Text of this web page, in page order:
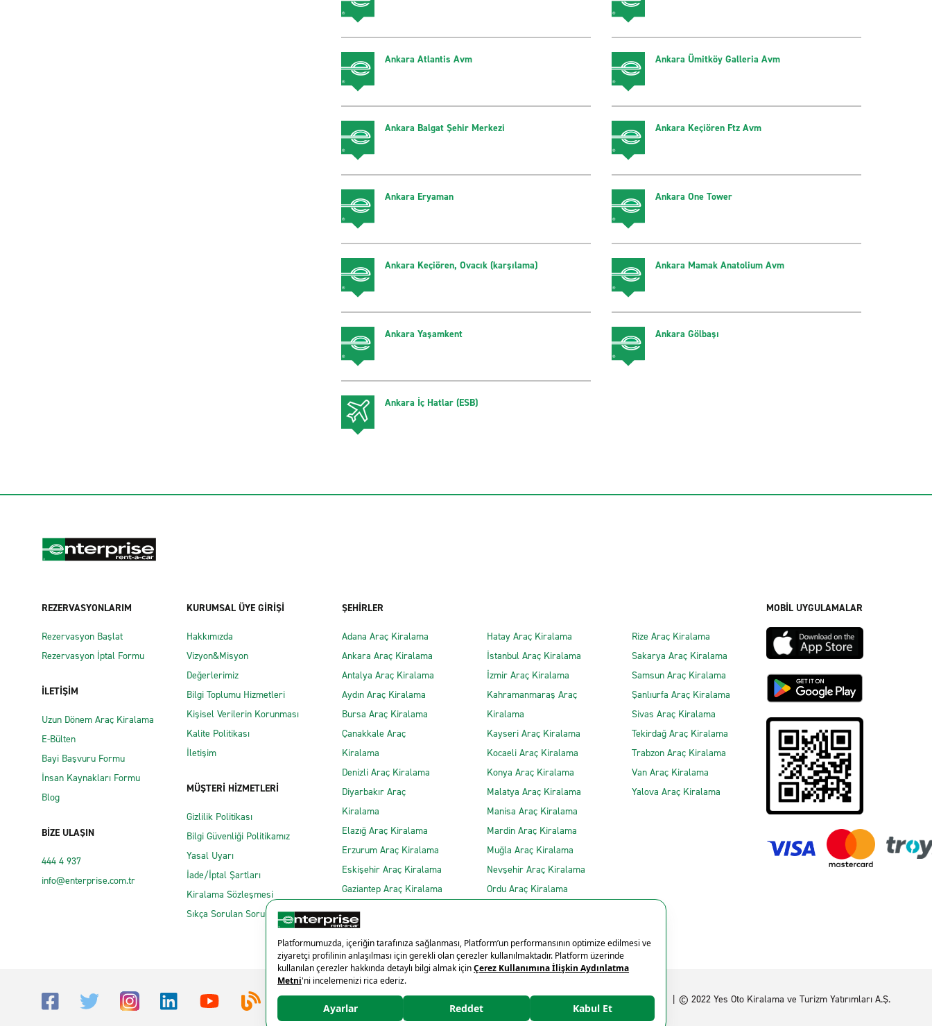
Ankara Atlantis Avm Ankara Ümitköy Galleria Avm
Ankara Balgat Şehir Merkezi Ankara Keçiören Ftz Avm
Ankara Eryaman Ankara One Tower
Ankara Keçiören, Ovacık (karşılama) Ankara Mamak Anatolium Avm
Ankara Yaşamkent Ankara Gölbaşı
Ankara İç Hatlar (ESB)
REZERVASYONLARIM
Rezervasyon Başlat
Rezervasyon İptal Formu
İLETİŞİM
Uzun Dönem Araç Kiralama
E-Bülten
Bayi Başvuru Formu
İnsan Kaynakları Formu
Blog
BİZE ULAŞIN
444 4 937
info@enterprise.com.tr
KURUMSAL ÜYE GİRİŞİ
Hakkımızda
Vizyon&Misyon
Değerlerimiz
Bilgi Toplumu Hizmetleri
Kişisel Verilerin Korunması
Kalite Politikası
İletişim
MÜŞTERİ HİZMETLERİ
Gizlilik Politikası
Bilgi Güvenliği Politikamız
Yasal Uyarı
İade/İptal Şartları
Kiralama Sözleşmesi
Sıkça Sorulan Sorular
ŞEHİRLER
Adana Araç Kiralama
Ankara Araç Kiralama
Antalya Araç Kiralama
Aydın Araç Kiralama
Bursa Araç Kiralama
Çanakkale Araç
Kiralama
Denizli Araç Kiralama
Diyarbakır Araç
Kiralama
Elazığ Araç Kiralama
Erzurum Araç Kiralama
Eskişehir Araç Kiralama
Gaziantep Araç Kiralama
Hatay Araç Kiralama
İstanbul Araç Kiralama
İzmir Araç Kiralama
Kahramanmaraş Araç
Kiralama
Kayseri Araç Kiralama
Kocaeli Araç Kiralama
Konya Araç Kiralama
Malatya Araç Kiralama
Manisa Araç Kiralama
Mardin Araç Kiralama
Muğla Araç Kiralama
Nevşehir Araç Kiralama
Ordu Araç Kiralama
Rize Araç Kiralama
Sakarya Araç Kiralama
Samsun Araç Kiralama
Şanlıurfa Araç Kiralama
Sivas Araç Kiralama
Tekirdağ Araç Kiralama
Trabzon Araç Kiralama
Van Araç Kiralama
Yalova Araç Kiralama
MOBİL UYGULAMALAR
Gizlilik Politikası Çerez politikası © 2022 Yes Oto Kiralama ve Turizm Yatırımları A.Ş.